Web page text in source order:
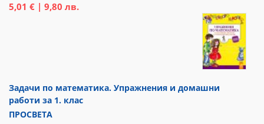
5,01 € | 9,80 лв.
Задачи по математика. Упражнения и домашни
работи за 1. клас
ПРОСВЕТА